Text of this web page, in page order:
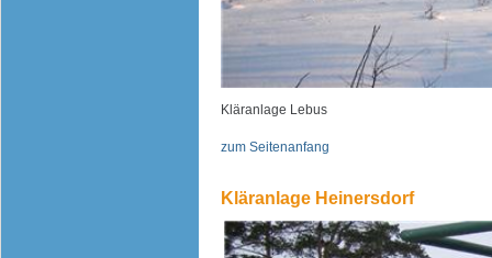
Kläranlage Lebus
zum Seitenanfang
Kläranlage Heinersdorf